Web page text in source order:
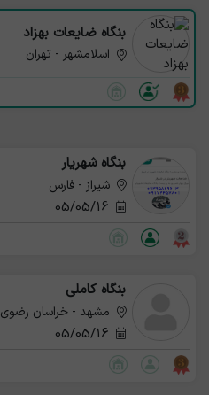
بنگاه ضایعات بهزاد
اسلامشهر - تهران
بنگاه شهریار
شیراز - فارس
05/05/16
بنگاه کاملی
مشهد - خراسان رضوی
05/05/16